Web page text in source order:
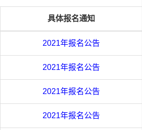
具体报名通知
2021年报名公告
2021年报名公告
2021年报名公告
2021年报名公告